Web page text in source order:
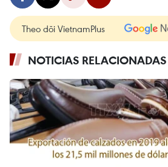
Theo dõi VietnamPlus
NOTICIAS RELACIONADAS